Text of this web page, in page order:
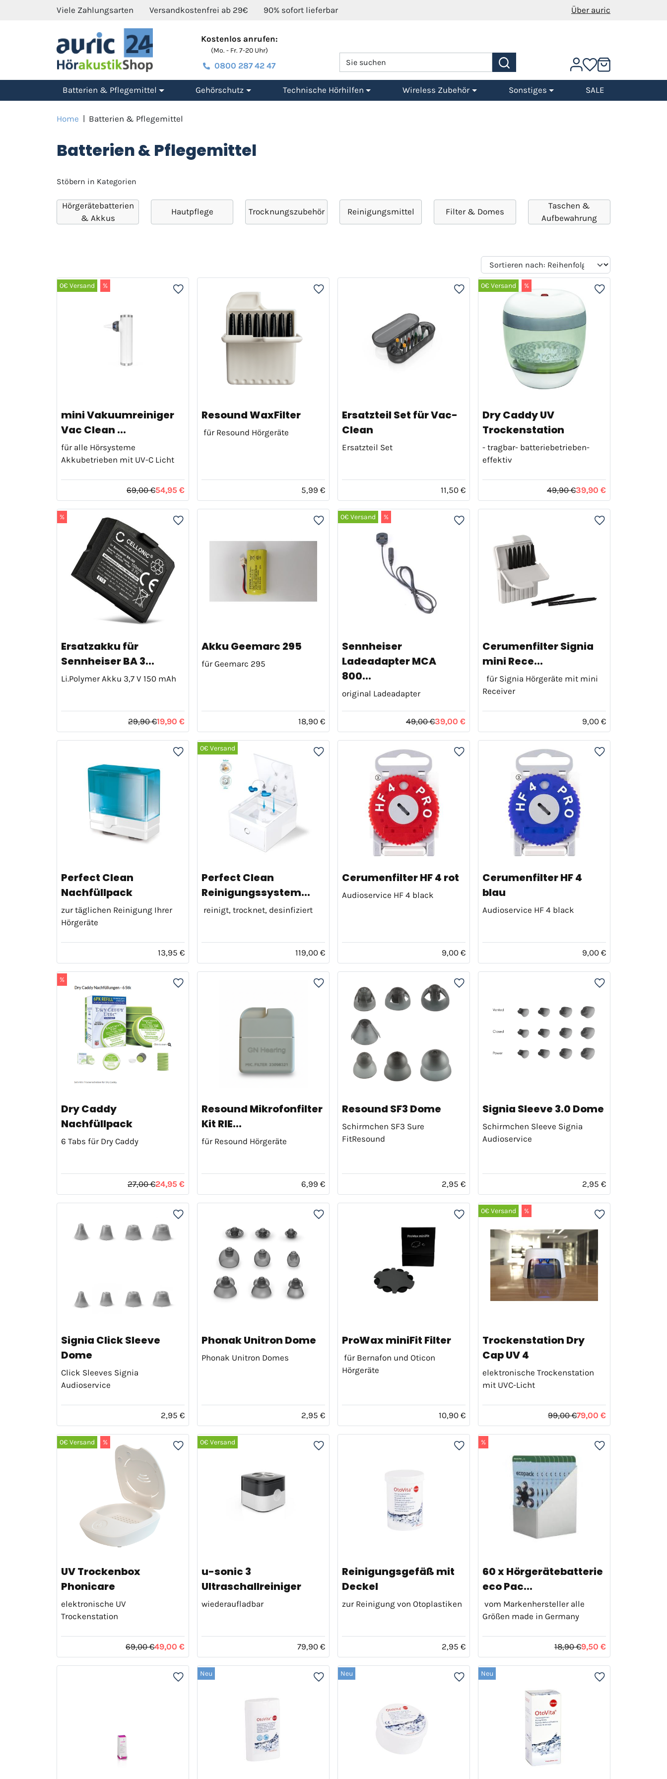
Viele Zahlungsarten Versandkostenfrei ab 29€ 90% sofort lieferbar Über auric
Kostenlos anrufen:
(Mo. - Fr. 7-20 Uhr)
0800 287 42 47
Batterien & Pflegemittel Gehörschutz Technische Hörhilfen Wireless Zubehör Sonstiges SALE
Home | Batterien & Pflegemittel
Batterien & Pflegemittel
Stöbern in Kategorien
Hörgerätebatterien
& Akkus
Hautpflege Trocknungszubehör Reinigungsmittel Filter & Domes
Taschen &
Aufbewahrung
0€ Versand %
mini Vakuumreiniger
Vac Clean ...
für alle Hörsysteme
Akkubetrieben mit UV-C Licht
69,00 €54,95 €
Resound WaxFilter
für Resound Hörgeräte
5,99 €
Ersatzteil Set für Vac-
Clean
Ersatzteil Set
11,50 €
0€ Versand %
Dry Caddy UV
Trockenstation
- tragbar- batteriebetrieben-
effektiv
49,90 €39,90 €
%
Ersatzakku für
Sennheiser BA 3...
Li.Polymer Akku 3,7 V 150 mAh
29,90 €19,90 €
Akku Geemarc 295
für Geemarc 295
18,90 €
0€ Versand %
Sennheiser
Ladeadapter MCA
800...
original Ladeadapter
49,00 €39,00 €
Cerumenfilter Signia
mini Rece...
für Signia Hörgeräte mit mini
Receiver
9,00 €
Perfect Clean
Nachfüllpack
zur täglichen Reinigung Ihrer
Hörgeräte
13,95 €
0€ Versand
Perfect Clean
Reinigungssystem...
reinigt, trocknet, desinfiziert
119,00 €
Cerumenfilter HF 4 rot
Audioservice HF 4 black
9,00 €
Cerumenfilter HF 4
blau
Audioservice HF 4 black
9,00 €
%
Dry Caddy
Nachfüllpack
6 Tabs für Dry Caddy
27,00 €24,95 €
Resound Mikrofonfilter
Kit RIE...
für Resound Hörgeräte
6,99 €
Resound SF3 Dome
Schirmchen SF3 Sure
FitResound
2,95 €
Signia Sleeve 3.0 Dome
Schirmchen Sleeve Signia
Audioservice
2,95 €
Signia Click Sleeve
Dome
Click Sleeves Signia
Audioservice
2,95 €
Phonak Unitron Dome
Phonak Unitron Domes
2,95 €
ProWax miniFit Filter
für Bernafon und Oticon
Hörgeräte
10,90 €
0€ Versand %
Trockenstation Dry
Cap UV 4
elektronische Trockenstation
mit UVC-Licht
99,00 €79,00 €
0€ Versand %
UV Trockenbox
Phonicare
elektronische UV
Trockenstation
69,00 €49,00 €
0€ Versand
u-sonic 3
Ultraschallreiniger
wiederaufladbar
79,90 €
Reinigungsgefäß mit
Deckel
zur Reinigung von Otoplastiken
2,95 €
%
60 x Hörgerätebatterie
eco Pac...
vom Markenhersteller alle
Größen made in Germany
18,90 €9,50 €
Neu Neu Neu